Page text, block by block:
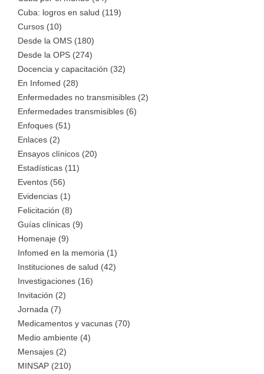
Cuba: logros en salud (119)
Cursos (10)
Desde la OMS (180)
Desde la OPS (274)
Docencia y capacitación (32)
En Infomed (28)
Enfermedades no transmisibles (2)
Enfermedades transmisibles (6)
Enfoques (51)
Enlaces (2)
Ensayos clínicos (20)
Estadísticas (11)
Eventos (56)
Evidencias (1)
Felicitación (8)
Guías clínicas (9)
Homenaje (9)
Infomed en la memoria (1)
Instituciones de salud (42)
Investigaciones (16)
Invitación (2)
Jornada (7)
Medicamentos y vacunas (70)
Medio ambiente (4)
Mensajes (2)
MINSAP (210)